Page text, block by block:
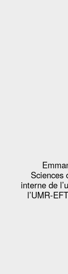
Sciences
interne de
l’UMR-